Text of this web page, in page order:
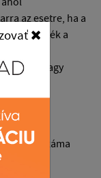
az esetre, ha a
a
vagy
a